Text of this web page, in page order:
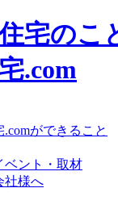
宅のこ
.com
ができること
ベント・取材
社様へ